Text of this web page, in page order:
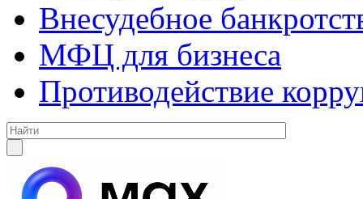
Внесудебное
МФЦ для бизнеса
Противодействие